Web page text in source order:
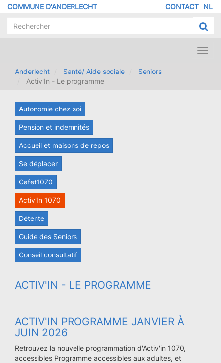
Aller
contenu
COMMUNE D'ANDERLECHT NL
DE
CONTACT
Anderlecht
Santé/ Aide sociale
Seniors
Activ'In - Le programme
Autonomie chez soi
Pension et indemnités
Accueil et maisons de repos
Se déplacer
Cafet1070
Activ'In 1070
Détente
Guide des Seniors
Conseil consultatif
ACTIV'IN - LE PROGRAMME
ACTIV'IN PROGRAMME JANVIER À
JUIN 2026
Retrouvez la nouvelle programmation d'Activ'in 1070,
accessibles Programme accessibles aux adultes, et